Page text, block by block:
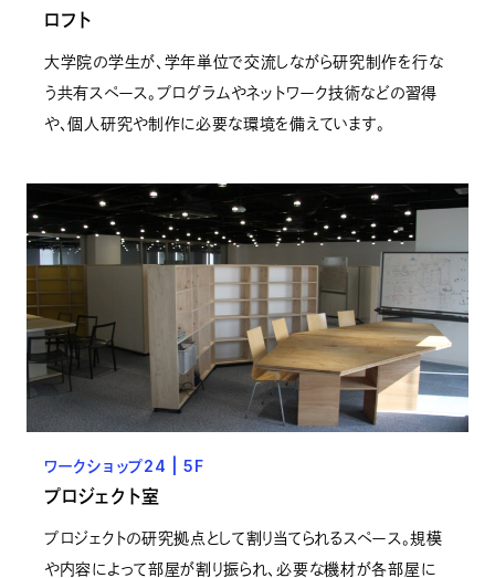
ロフト
大学院の学生が、学年単位で交流しながら研究制作を行な
う共有スペース。プログラムやネットワーク技術などの習得
や、個人研究や制作に必要な環境を備えています。
ワークショップ24 | 5F
プロジェクト室
プロジェクトの研究拠点として割り当てられるスペース。規模
や内容によって部屋が割り振られ、必要な機材が各部屋に